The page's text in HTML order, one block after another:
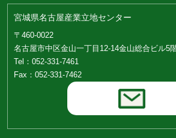
宮城県名古屋産業立地センター
〒460-0022
名古屋市中区金山一丁目12-14金山総合ビル5
Tel：052-331-7461
Fax：052-331-7462